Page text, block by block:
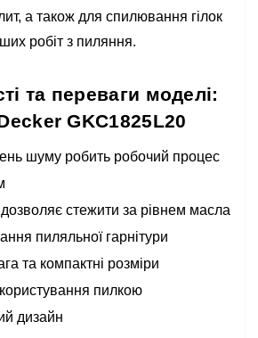
а також для спилювання гілок
робіт з пиляння.
та переваги моделі:
GKC1825L20
шуму робить робочий процес
дозволяє стежити за рівнем масла
пиляльної гарнітури
та компактні розміри
пилкою
дизайн